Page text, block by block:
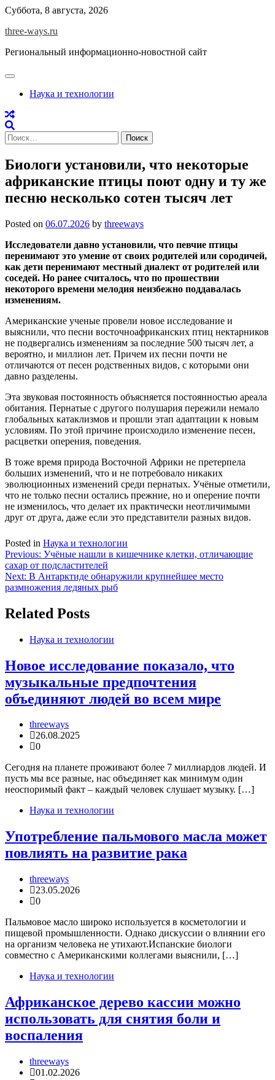
Skip
content
Суббота, 8 августа, 2026
three-ways.ru
Региональный информационно-новостной сайт
Наука и технологии
Найти:
Биологи установили, что некоторые
африканские птицы поют одну и ту же
песню несколько сотен тысяч лет
Posted on 06.07.2026 by threeways
Исследователи давно установили, что певчие птицы
перенимают это умение от своих родителей или сородичей,
как дети перенимают местный диалект от родителей или
соседей. Но ранее считалось, что по прошествии
некоторого времени мелодия неизбежно поддавалась
изменениям.
Американские ученые провели новое исследование и
выяснили, что песни восточноафриканских птиц нектарников
не подвергались изменениям за последние 500 тысяч лет, а
вероятно, и миллион лет. Причем их песни почти не
отличаются от песен родственных видов, с которыми они
давно разделены.
Эта звуковая постоянность объясняется постоянностью ареала
обитания. Пернатые с другого полушария пережили немало
глобальных катаклизмов и прошли этап адаптации к новым
условиям. По этой причине происходило изменение песен,
расцветки оперения, поведения.
В тоже время природа Восточной Африки не претерпела
больших изменений, что и не потребовало никаких
эволюционных изменений среди пернатых. Учёные отметили,
что не только песни остались прежние, но и оперение почти
не изменилось, что делает их практически неотличимыми
друг от друга, даже если это представители разных видов.
Posted in Наука и технологии
Навигация
по
записям
Previous: Учёные нашли в кишечнике клетки, отличающие
сахар от подсластителей
Next: В Антарктиде обнаружили крупнейшее место
размножения ледяных рыб
Related Posts
Наука и технологии
Новое исследование показало, что
музыкальные предпочтения
объединяют людей во всем мире
threeways
26.08.2025
0
Сегодня на планете проживают более 7 миллиардов людей. И
пусть мы все разные, нас объединяет как минимум один
неоспоримый факт – каждый человек слушает музыку. […]
Наука и технологии
Употребление пальмового масла может
повлиять на развитие рака
threeways
23.05.2026
0
Пальмовое масло широко используется в косметологии и
пищевой промышленности. Однако дискуссии о влиянии его
на организм человека не утихают.Испанские биологи
совместно с Американскими коллегами выяснили, […]
Наука и технологии
Африканское дерево кассии можно
использовать для снятия боли и
воспаления
threeways
01.02.2026